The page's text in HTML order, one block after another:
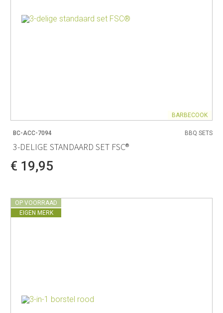
BARBECOOK
BC-ACC-7094 BBQ SETS
3-DELIGE STANDAARD SET FSC®
€ 19,95
OP VOORRAAD
EIGEN MERK